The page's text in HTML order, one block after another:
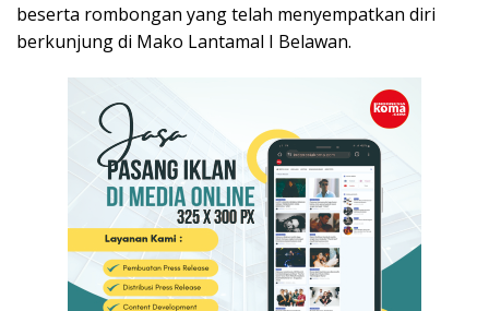
beserta rombongan yang telah menyempatkan diri
berkunjung di Mako Lantamal I Belawan.